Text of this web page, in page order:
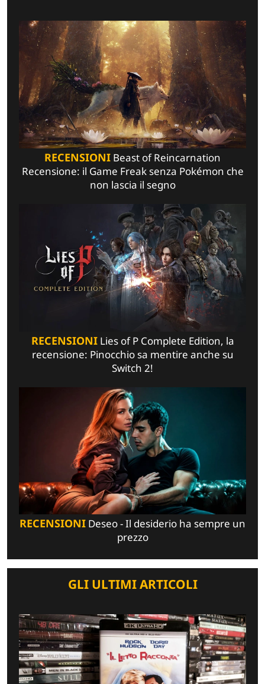
RECENSIONI Beast of Reincarnation
Recensione: il Game Freak senza Pokémon che
non lascia il segno
RECENSIONILies of P Complete Edition, la
recensione: Pinocchio sa mentire anche su
Switch 2!
RECENSIONI Deseo - Il desiderio ha sempre un
prezzo
GLI ULTIMI ARTICOLI